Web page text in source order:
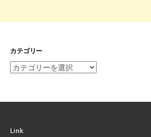
カテゴリー
カ
リ
Link